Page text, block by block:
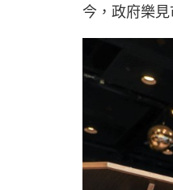
今，政府樂